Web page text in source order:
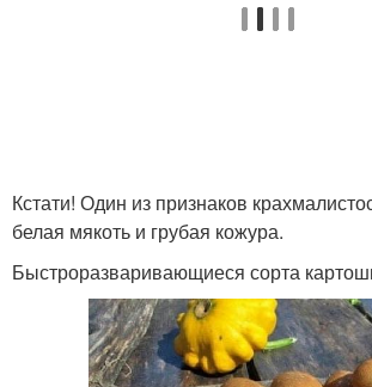
Кстати! Один из признаков
белая мякоть и грубая кожура.
Быстроразваривающиеся сорта